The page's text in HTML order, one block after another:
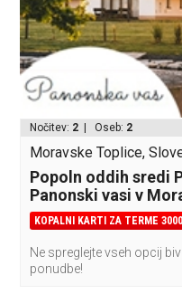
Nočitev: 2 | Oseb: 2
Moravske Toplice,
Popoln oddih sredi
Panonski vasi v
KOPALNI KARTI ZA TERME
Ne spreglejte vseh opcij
ponudbe!